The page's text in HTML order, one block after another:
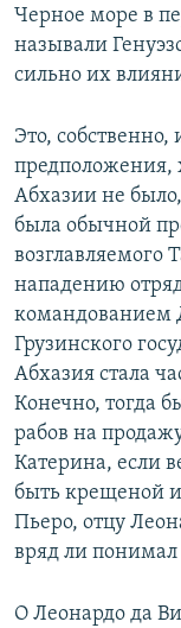
Черное море в
называли
сильно их
Это, собственно,
предположения,
Абхазии не
была обычной
возглавляемого
нападению
командованием
Грузинского
Абхазия стала
Конечно, тогда
рабов на
Катерина, если
быть крещеной
Пьеро, отцу
вряд ли понимал
О Леонардо да